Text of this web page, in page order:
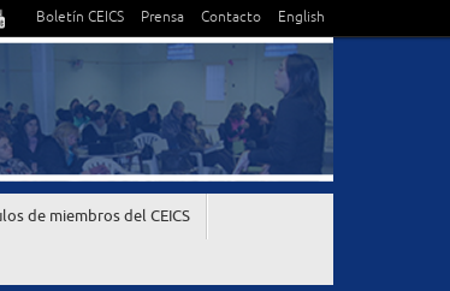
Boletín CEICS Prensa Contacto English
de miembros del CEICS